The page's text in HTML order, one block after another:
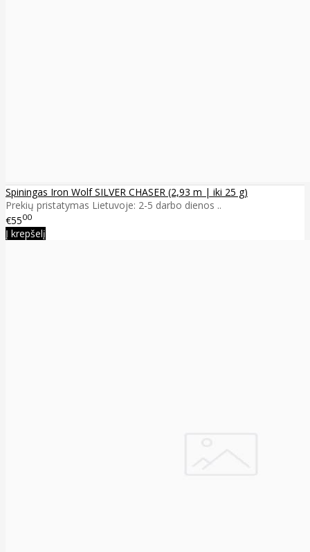
Spiningas Iron Wolf SILVER CHASER (2,93 m | iki 25 g)
Prekių pristatymas Lietuvoje: 2-5 darbo dienos ..
€5500
Į krepšelį